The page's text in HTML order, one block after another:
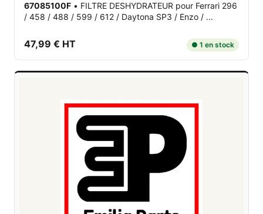
67085100F • FILTRE DESHYDRATEUR pour Ferrari 296
/ 458 / 488 / 599 / 612 / Daytona SP3 / Enzo / ...
47,99 € HT ● 1 en stock